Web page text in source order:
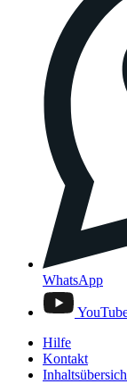
WhatsApp
Hilfe
Kontakt